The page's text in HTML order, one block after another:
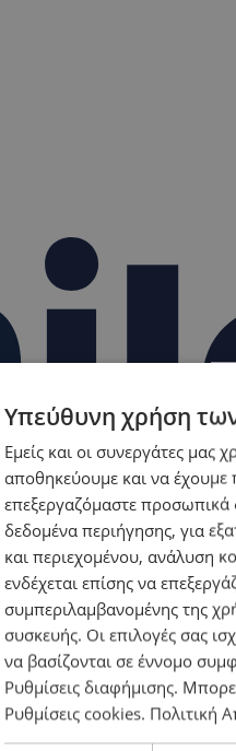
Υπεύθυνη χρήση
Εμείς και οι συνεργάτες μας
αποθηκεύουμε και να
επεξεργαζόμαστε προσωπικά
δεδομένα περιήγησης, για
και περιεχομένου, ανάλυση
ενδέχεται επίσης να
συμπεριλαμβανομένης της
συσκευής. Οι επιλογές σας
να βασίζονται σε έννομο
Ρυθμίσεις διαφήμισης.
Ρυθμίσεις cookies. Πολιτική